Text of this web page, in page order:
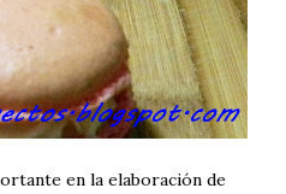
en la elaboración de